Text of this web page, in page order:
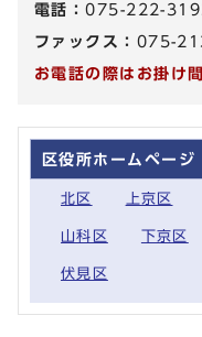
電話：075-222-
ファックス： 075-
お電話の際はお掛け
区役所ホームページ
北区 上京区
山科区 下京区
伏見区